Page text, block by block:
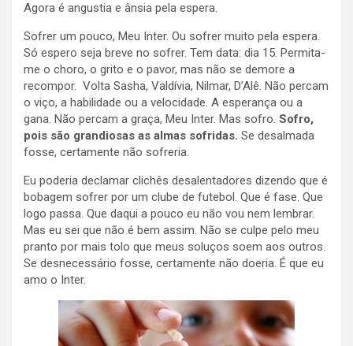
Agora é angustia e ânsia pela espera.
Sofrer um pouco, Meu Inter. Ou sofrer muito pela espera.
Só espero seja breve no sofrer. Tem data: dia 15. Permita-
me o choro, o grito e o pavor, mas não se demore a
recompor. Volta Sasha, Valdívia, Nilmar, D’Alê. Não percam
o viço, a habilidade ou a velocidade. A esperança ou a
gana. Não percam a graça, Meu Inter. Mas sofro. Sofro,
pois são grandiosas as almas sofridas. Se desalmada
fosse, certamente não sofreria.
Eu poderia declamar clichês desalentadores dizendo que é
bobagem sofrer por um clube de futebol. Que é fase. Que
logo passa. Que daqui a pouco eu não vou nem lembrar.
Mas eu sei que não é bem assim. Não se culpe pelo meu
pranto por mais tolo que meus soluços soem aos outros.
Se desnecessário fosse, certamente não doeria. É que eu
amo o Inter.